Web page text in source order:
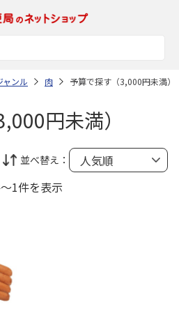
ャンル 肉 予算で探す（3,000円未満）
円未満）
並べ替え：
1件を表示